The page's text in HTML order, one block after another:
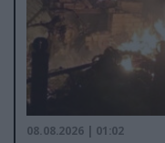
08.08.2026 | 01:02